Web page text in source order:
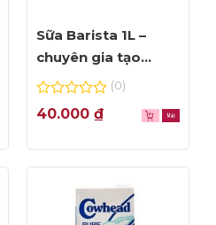
Sữa Barista 1L –
chuyên gia tạo
Foam đỉnh cao
0
out
5
(0)
40.000 ₫